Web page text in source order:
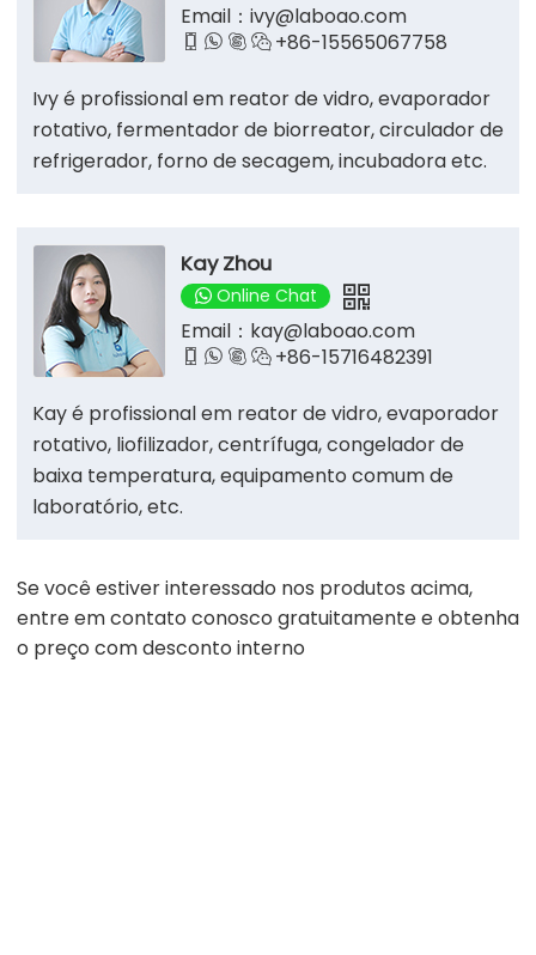
Email： ivy@laboao.com
    +86-15565067758
Ivy é profissional em reator de vidro, evaporador
rotativo, fermentador de biorreator, circulador de
refrigerador, forno de secagem, incubadora etc.
Kay Zhou
Online Chat
Email： kay@laboao.com
    +86-15716482391
Kay é profissional em reator de vidro, evaporador
rotativo, liofilizador, centrífuga, congelador de
baixa temperatura, equipamento comum de
laboratório, etc.
Se você estiver interessado nos produtos acima,
entre em contato conosco gratuitamente e obtenha
o preço com desconto interno